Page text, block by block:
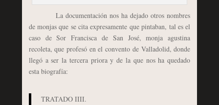
La documentación nos ha dejado otros nombres
de monjas que se cita expresamente que pintaban, tal es el
caso de Sor Francisca de San José, monja agustina
recoleta, que profesó en el convento de Valladolid, donde
llegó a ser la tercera priora y de la que nos ha quedado
esta biografía:
TRATADO IIII.